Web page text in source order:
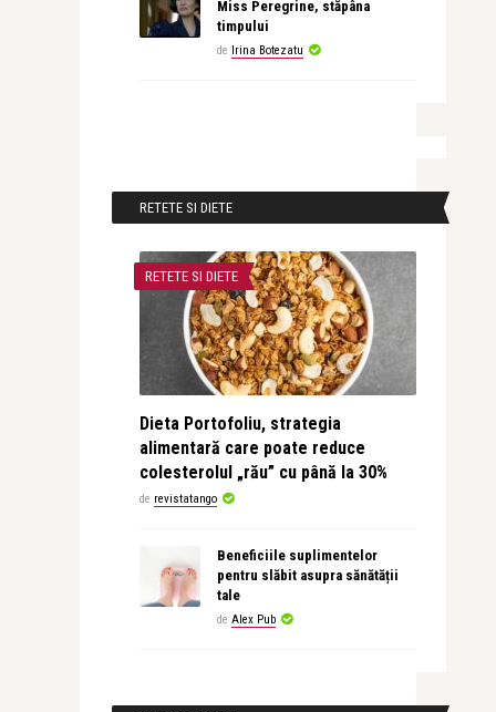
Miss Peregrine, stăpâna
timpului
de Irina Botezatu
RETETE SI DIETE
RETETE SI DIETE
Dieta Portofoliu, strategia
alimentară care poate reduce
colesterolul „rău” cu până la 30%
de revistatango
Beneficiile suplimentelor
pentru slăbit asupra sănătății
tale
de Alex Pub